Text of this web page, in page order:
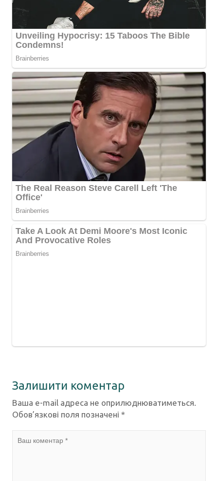
Залишити коментар
Ваша e-mail адреса не оприлюднюватиметься.
Обов’язкові поля позначені *